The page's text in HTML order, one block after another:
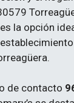
la opción
de contacto